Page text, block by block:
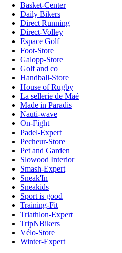
Basket-Center
Daily Bikers
Direct Running
Direct-Volley
Espace Golf
Foot-Store
Galopp-Store
Golf and co
Handball-Store
House of Rugby
La sellerie de Maé
Made in Paradis
Nauti-wave
On-Fight
Padel-Expert
Pecheur-Store
Pet and Garden
Slowood Interior
Smash-Expert
Sneak'In
Sneakids
Sport is good
Training-Fit
Triathlon-Expert
TripNBikers
Vélo-Store
Winter-Expert